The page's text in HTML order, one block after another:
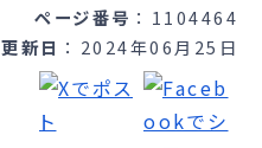
ページ番号
1104464
更新日
2024年06月25日